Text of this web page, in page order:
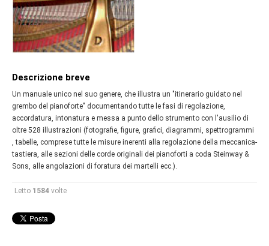
Descrizione breve
Un manuale unico nel suo genere, che illustra un "itinerario guidato nel
grembo del pianoforte" documentando tutte le fasi di regolazione,
accordatura, intonatura e messa a punto dello strumento con l'ausilio di
oltre 528 illustrazioni (fotografie, figure, grafici, diagrammi, spettrogrammi
, tabelle, comprese tutte le misure inerenti alla regolazione della meccanica-
tastiera, alle sezioni delle corde originali dei pianoforti a coda Steinway &
Sons, alle angolazioni di foratura dei martelli ecc.).
Letto 1584 volte